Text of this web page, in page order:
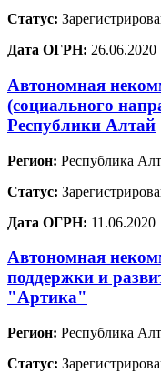
Статус:
Дата ОГРН: 26.06.2020
Автономная
(социального
Республики Алтай
Регион: Республика
Статус:
Дата ОГРН: 11.06.2020
Автономная
поддержки и
"Артика"
Регион: Республика
Статус: